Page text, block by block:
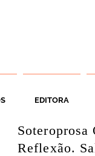
EDITORA
Soteroprosa
Reflexão.